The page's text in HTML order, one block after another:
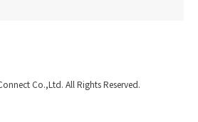
Co.,Ltd. All Rights Reserved.